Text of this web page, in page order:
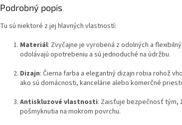
Podrobný popis
Tu sú niektoré z jej hlavných vlastností:
Materiál: Zvyčajne je vyrobená z odolných a
odolávajú opotrebeniu a sú jednoduché na údržbu.
Dizajn: Čierna farba a elegantný dizajn robia rohož
ako sú domácnosti, kancelárie alebo komerčné
Antiskluzové vlastnosti: Zaisťuje bezpečnosť tým,
pošmyknutia na mokrom povrchu.